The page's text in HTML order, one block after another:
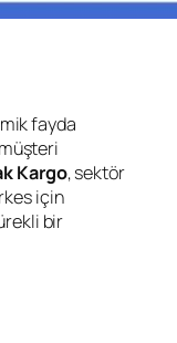
fayda
Kargo, sektör
için
bir